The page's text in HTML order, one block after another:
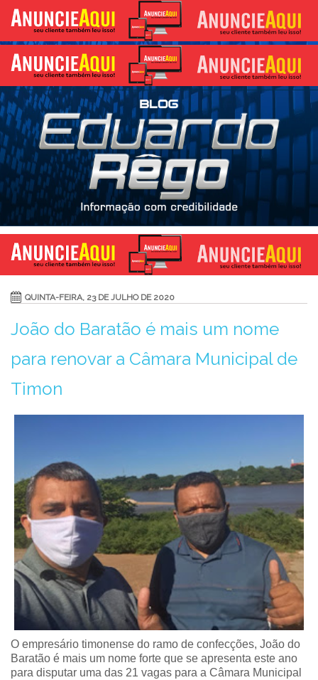
QUINTA-FEIRA, 23 DE JULHO DE 2020
João do Baratão é mais um nome
para renovar a Câmara Municipal de
Timon
O empresário timonense do ramo de confecções, João do
Baratão é mais um nome forte que se apresenta este ano
para disputar uma das 21 vagas para a Câmara Municipal